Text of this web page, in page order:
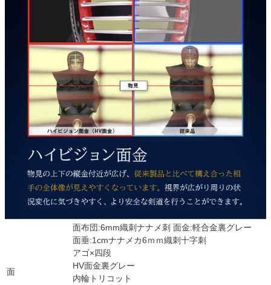
面
面布団:6mm織刺ナナメ刺 面金:軽合金裏グレー
面垂:1cmナナメカ6ｍｍ織刺十字刺
アゴ×四段
HV面金裏グレー
内輪トリコット